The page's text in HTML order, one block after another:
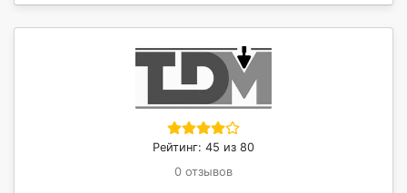
Рейтинг: 45 из 80
0 отзывов